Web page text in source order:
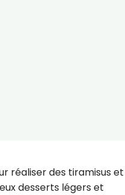
réaliser des tiramisus
desserts légers et